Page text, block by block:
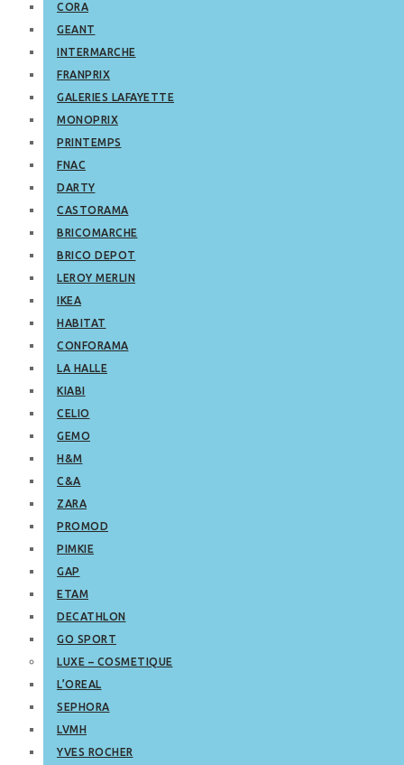
CORA
GEANT
INTERMARCHE
FRANPRIX
GALERIES LAFAYETTE
MONOPRIX
PRINTEMPS
FNAC
DARTY
CASTORAMA
BRICOMARCHE
BRICO DEPOT
LEROY MERLIN
IKEA
HABITAT
CONFORAMA
LA HALLE
KIABI
CELIO
GEMO
H&M
C&A
ZARA
PROMOD
PIMKIE
GAP
ETAM
DECATHLON
GO SPORT
LUXE – COSMETIQUE
L’OREAL
SEPHORA
LVMH
YVES ROCHER